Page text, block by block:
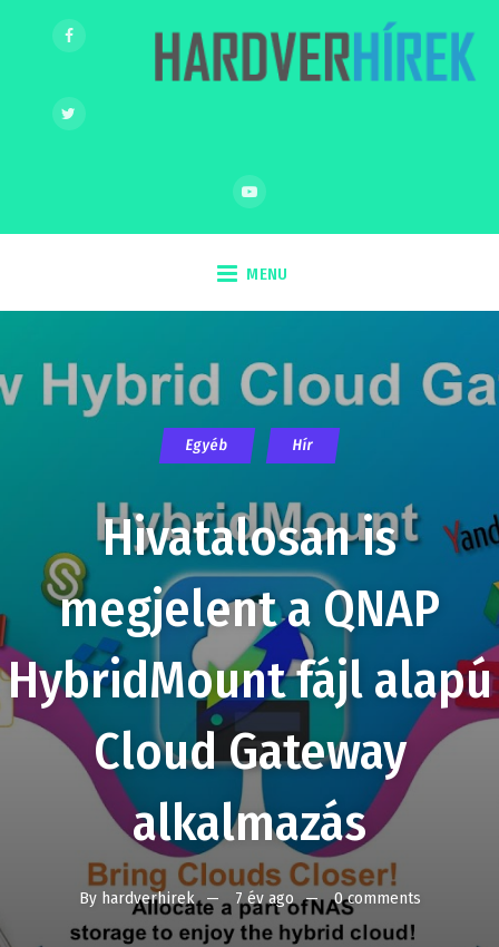
MENU
Egyéb Hír
Hivatalosan is
megjelent a QNAP
HybridMount fájl alapú
Cloud Gateway
alkalmazás
By hardverhirek 7 év ago 0 comments